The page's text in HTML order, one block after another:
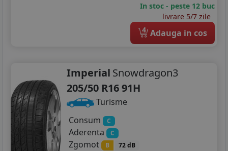
In stoc - peste 12 buc
livrare 5/7 zile
4 Adauga in cos
Imperial Snowdragon3
205/50 R16 91H
Turisme
Consum
C
Aderenta C
Zgomot B 72 dB